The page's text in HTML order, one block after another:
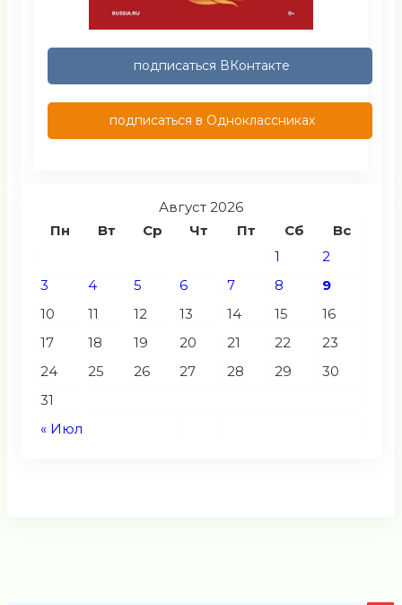
подписаться ВКонтакте
подписаться в Одноклассниках
Август 2026
Пн
Вт Ср Чт Пт Сб Вс
« Июл
1
2
3
4 5 6 7 8
9
10
11 12 13 14 15
16
17
18 19 20 21 22
23
24
25 26 27 28 29
30
31